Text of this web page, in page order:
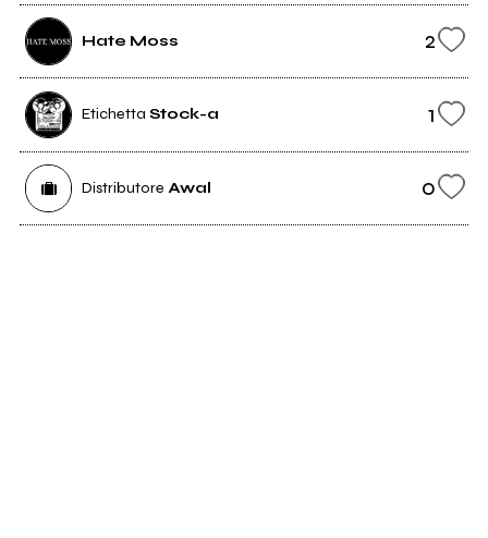
Hate Moss 2
Etichetta Stock-a 1
Distributore Awal 0